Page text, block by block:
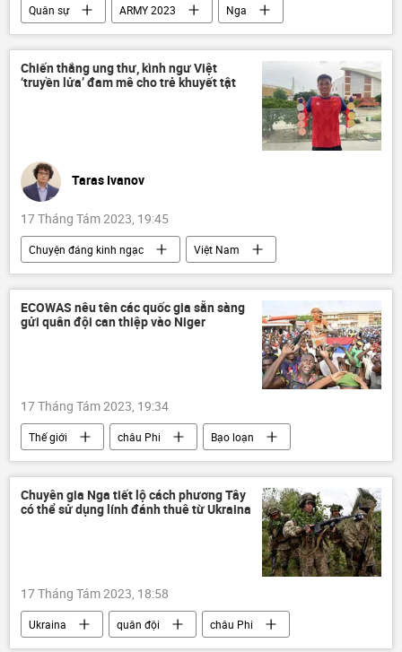
Quân sự ARMY 2023
Nga
robot
Android
kỹ thuật số
Thế giới
sản xuất
Chiến thắng ung thư, kình ngư Việt
‘truyền lửa’ đam mê cho trẻ khuyết tật
Taras Ivanov
17 Tháng Tám 2023, 19:45
Chuyện đáng kinh ngạc
Việt Nam
Tác giả
Quan điểm-Ý kiến
ASEAN
bơi lội
VĐV khuyết tật
kỷ lục
huấn luyện
huy chương vàng
ECOWAS nêu tên các quốc gia sẵn sàng
gửi quân đội can thiệp vào Niger
17 Tháng Tám 2023, 19:34
Thế giới châu Phi
Bạo loạn
Quân sự
Chính trị
Chuyên gia Nga tiết lộ cách phương Tây
có thể sử dụng lính đánh thuê từ Ukraina
17 Tháng Tám 2023, 18:58
Ukraina quân đội
châu Phi